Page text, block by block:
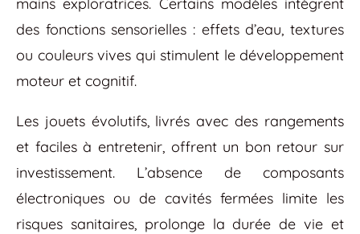
des fonctions sensorielles : effets d’eau, textures
ou couleurs vives qui stimulent le développement
moteur et cognitif.
Les jouets évolutifs, livrés avec des rangements
et faciles à entretenir, offrent un bon retour sur
investissement. L’absence de composants
électroniques ou de cavités fermées limite les
risques sanitaires, prolonge la durée de vie et